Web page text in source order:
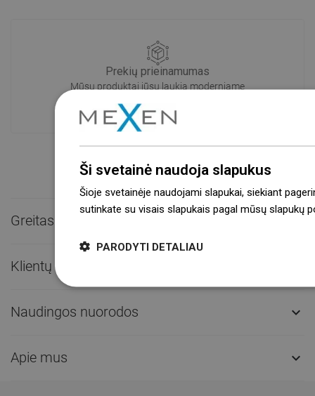
Prekių prieinamumas
Mūsų produktai jūsų laukia moderniame
sandėlyje.Visada pasirengusi išsiųsti!
Greitas kontaktas 
Klientų aptarnavimas
Naudingos nuorodos 
Apie mus 
Ši svetainė naudoja slapukus
Šioje svetainėje naudojami slapukai, siekiant
sutinkate su visais slapukais pagal mūsų slapukų
PARODYTI DETALIAU